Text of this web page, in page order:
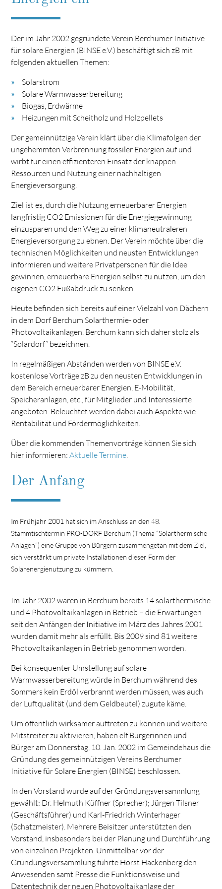
Der im Jahr 2002 gegründete Verein Berchumer Initiative
für solare Energien (BINSE e.V.) beschäftigt sich zB mit
folgenden aktuellen Themen:
Solarstrom
Solare Warmwasserbereitung
Biogas, Erdwärme
Heizungen mit Scheitholz und Holzpellets
Der gemeinnützige Verein klärt über die Klimafolgen der
ungehemmten Verbrennung fossiler Energien auf und
wirbt für einen effizienteren Einsatz der knappen
Ressourcen und Nutzung einer nachhaltigen
Energieversorgung.
Ziel ist es, durch die Nutzung erneuerbarer Energien
langfristig CO2 Emissionen für die Energiegewinnung
einzusparen und den Weg zu einer klimaneutraleren
Energieversorgung zu ebnen. Der Verein möchte über die
technischen Möglichkeiten und neusten Entwicklungen
informieren und weitere Privatpersonen für die Idee
gewinnen, erneuerbare Energien selbst zu nutzen, um den
eigenen CO2 Fußabdruck zu senken.
Heute befinden sich bereits auf einer Vielzahl von Dächern
in dem Dorf Berchum Solarthermie- oder
Photovoltaikanlagen. Berchum kann sich daher stolz als
“Solardorf” bezeichnen.
In regelmäßigen Abständen werden von BINSE e.V.
kostenlose Vorträge zB zu den neusten Entwicklungen in
dem Bereich erneuerbarer Energien, E-Mobilität,
Speicheranlagen, etc., für Mitglieder und Interessierte
angeboten. Beleuchtet werden dabei auch Aspekte wie
Rentabilität und Fördermöglichkeiten.
Über die kommenden Themenvorträge können Sie sich
hier informieren:Aktuelle Termine.
Der Anfang
Im Frühjahr 2001 hat sich im Anschluss an den 48.
Stammtischtermin PRO-DORF Berchum (Thema “Solarthermische
Anlagen”) eine Gruppe von Bürgern zusammengetan mit dem Ziel,
sich verstärkt um private Installationen dieser Form der
Solarenergienutzung zu kümmern.
Im Jahr 2002 waren in Berchum bereits 14 solarthermische
und 4 Photovoltaikanlagen in Betrieb – die Erwartungen
seit den Anfängen der Initiative im März des Jahres 2001
wurden damit mehr als erfüllt. Bis 2009 sind 81 weitere
Photovoltaikanlagen in Betrieb genommen worden.
Bei konsequenter Umstellung auf solare
Warmwasserbereitung würde in Berchum während des
Sommers kein Erdöl verbrannt werden müssen, was auch
der Luftqualität (und dem Geldbeutel) zugute käme.
Um öffentlich wirksamer auftreten zu können und weitere
Mitstreiter zu aktivieren, haben elf Bürgerinnen und
Bürger am Donnerstag, 10. Jan. 2002 im Gemeindehaus die
Gründung des gemeinnützigen Vereins Berchumer
Initiative für Solare Energien (BINSE) beschlossen.
In den Vorstand wurde auf der Gründungsversammlung
gewählt: Dr. Helmuth Küffner (Sprecher); Jürgen Tilsner
(Geschäftsführer) und Karl-Friedrich Winterhager
(Schatzmeister). Mehrere Beisitzer unterstützten den
Vorstand, insbesonders bei der Planung und Durchführung
von einzelnen Projekten. Unmittelbar vor der
Gründungsversammlung führte Horst Hackenberg den
Anwesenden samt Presse die Funktionsweise und
Datentechnik der neuen Photovoltaikanlage der